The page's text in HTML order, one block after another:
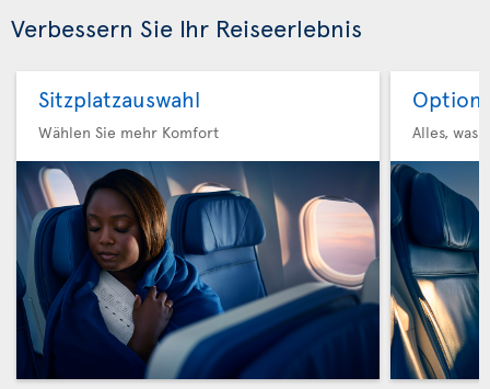
Verbessern Sie Ihr Reiseerlebnis
Sitzplatzauswahl
Wählen Sie mehr Komfort
Option
Alles, was